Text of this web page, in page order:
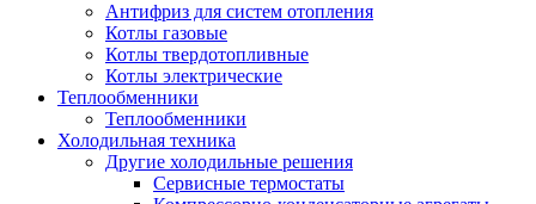
Антифриз для систем отопления
Котлы газовые
Котлы твердотопливные
Котлы электрические
Теплообменники
Теплообменники
Холодильная техника
Другие холодильные решения
Сервисные термостаты